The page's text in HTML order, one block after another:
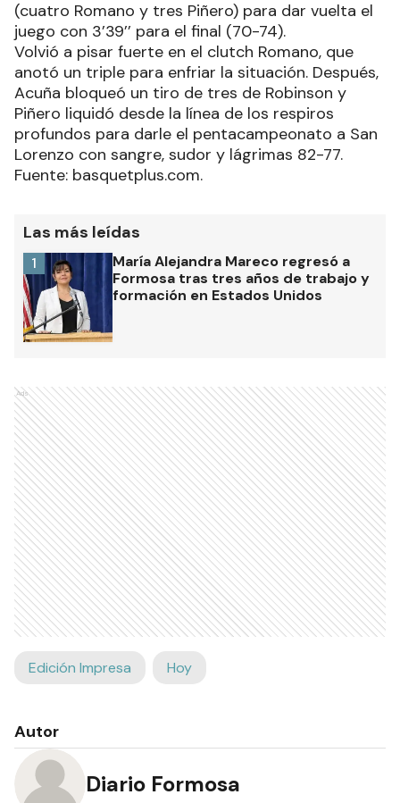
(cuatro Romano y tres Piñero) para dar vuelta el
juego con 3’39’’ para el final (70-74).
Volvió a pisar fuerte en el clutch Romano, que
anotó un triple para enfriar la situación. Después,
Acuña bloqueó un tiro de tres de Robinson y
Piñero liquidó desde la línea de los respiros
profundos para darle el pentacampeonato a San
Lorenzo con sangre, sudor y lágrimas 82-77.
Fuente: basquetplus.com.
Las más leídas
María Alejandra Mareco regresó a
Formosa tras tres años de trabajo y
formación en Estados Unidos
1
Ads
Edición Impresa Hoy
Autor
Diario Formosa